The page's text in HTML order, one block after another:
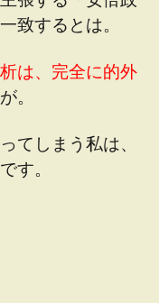
致するとは。
は、完全に的外
が。
てしまう私は、
す。